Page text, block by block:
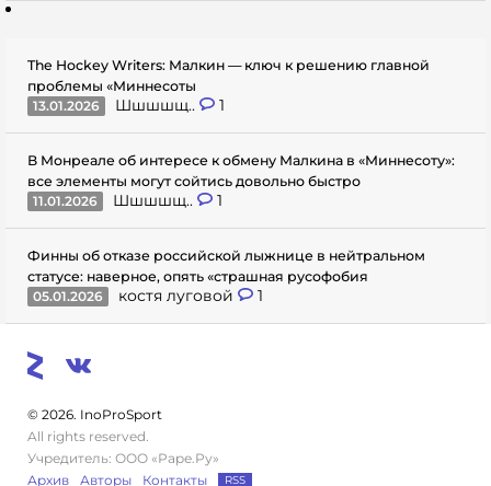
The Hockey Writers: Малкин — ключ к решению главной
проблемы «Миннесоты
13.01.2026
Шшшшщ.. 1
В Монреале об интересе к обмену Малкина в «Миннесоту»:
все элементы могут сойтись довольно быстро
11.01.2026
Шшшшщ.. 1
Финны об отказе российской лыжнице в нейтральном
статусе: наверное, опять «страшная русофобия
05.01.2026
костя луговой 1
© 2026. InoProSport
All rights reserved.
Учредитель: ООО «Раре.Ру»
Архив
Авторы Контакты RSS